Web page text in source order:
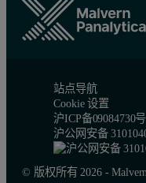
站点导航
Cookie 设置
沪ICP备09084730号
沪公网安备
© 版权所有 2026 -